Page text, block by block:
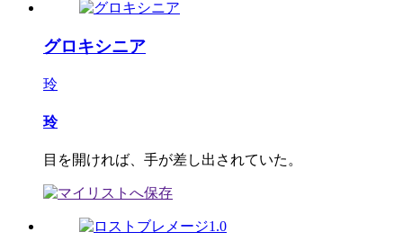
グロキシニア
玲
玲
目を開ければ、手が差し出されていた。